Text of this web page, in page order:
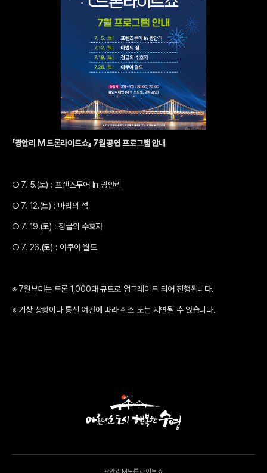
「광안리 M 드론라이트쇼」 7월 공연 프로그램 안내
○ 7. 5.(토) : 프렌즈투어 In 광안리
○ 7. 12.(토) : 마법의 섬
○ 7. 19.(토) : 정글의 수호자
○ 7. 26.(토) : 아쿠아 월드
※ 7월부터는 드론 1,000대 규모로 업그레이드 되어 진행됩니다.
※ 기상 상황이나 통신 여건에 따라 취소 또는 지연될 수 있습니다.